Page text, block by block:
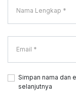
Simpan nama dan
selanjutnya